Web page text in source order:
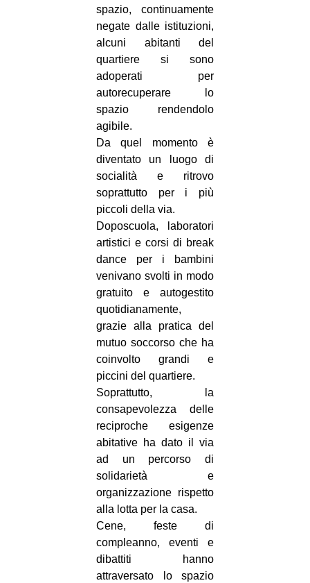
MUSICA
INTERNAZIONALE
AMERICHE
ESTREMO ORIENTE
EUROPA
MEDIO ORIENTE
MONDO
EVENTI
in
Fb
tw
bsky
SEARCH
spazio, continuamente
negate dalle istituzioni,
alcuni abitanti del
quartiere si sono
adoperati per
autorecuperare lo
spazio rendendolo
agibile.
Da quel momento è
diventato un luogo di
socialità e ritrovo
soprattutto per i più
piccoli della via.
Doposcuola, laboratori
artistici e corsi di break
dance per i bambini
venivano svolti in modo
gratuito e autogestito
quotidianamente,
grazie alla pratica del
mutuo soccorso che ha
coinvolto grandi e
piccini del quartiere.
Soprattutto, la
consapevolezza delle
reciproche esigenze
abitative ha dato il via
ad un percorso di
solidarietà e
organizzazione rispetto
alla lotta per la casa.
Cene, feste di
compleanno, eventi e
dibattiti hanno
attraversato lo spazio